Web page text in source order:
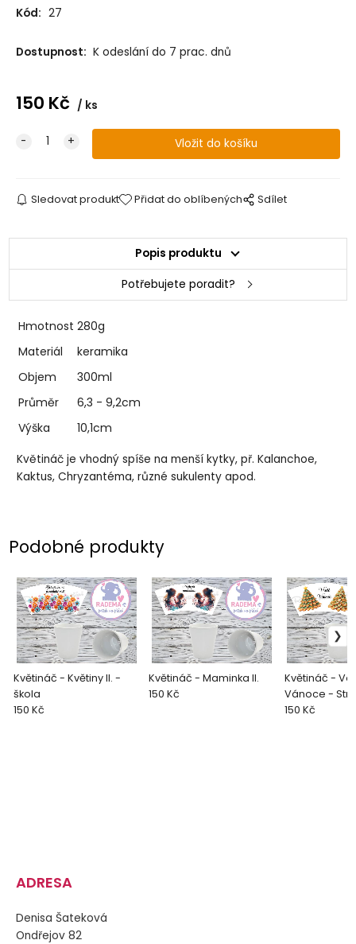
Kód: 27
Dostupnost: K odeslání do 7 prac. dnů
150 Kč ks
Sledovat produkt Přidat do oblíbených Sdílet
Popis produktu
Potřebujete poradit?
Hmotnost 280g
Materiál
keramika
Objem
300ml
Průměr
6,3 - 9,2cm
Výška
10,1cm
Květináč je vhodný spíše na menší kytky, př. Kalanchoe,
Kaktus, Chryzantéma, různé sukulenty apod.
Podobné produkty
Květináč - Květiny II. -
škola
150 Kč
Květináč - Maminka II.
150 Kč
Květináč -
Vánoce -
150 Kč
ADRESA
Denisa Šateková
Ondřejov 82